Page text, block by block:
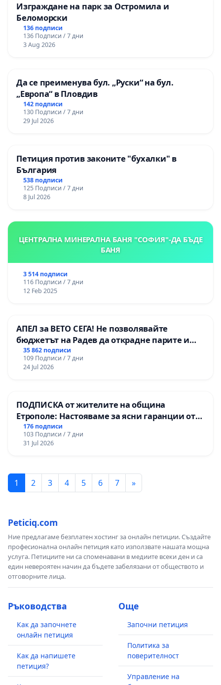
Изграждане на парк за Остромила и
Беломорски
136 подписи
136 Подписи / 7 дни
3 Aug 2026
Да се преименува бул. „Руски“ на бул.
„Европа“ в Пловдив
142 подписи
130 Подписи / 7 дни
29 Jul 2026
Петиция против законите "бухалки" в
България
538 подписи
125 Подписи / 7 дни
8 Jul 2026
ЦЕНТРАЛНА МИНЕРАЛНА БАНЯ "СОФИЯ"-ДА БЪДЕ
БАНЯ
3 514 подписи
116 Подписи / 7 дни
12 Feb 2025
АПЕЛ за ВЕТО СЕГА! Не позволявайте
бюджетът на Радев да открадне парите и
правата ни в тъмното
35 862 подписи
109 Подписи / 7 дни
24 Jul 2026
ПОДПИСКА от жителите на община
Етрополе: Настояваме за ясни гаранции от
“Елаците-МЕД” АД и от държавата, че ще се
изпълнят всички екологични норми!
176 подписи
103 Подписи / 7 дни
31 Jul 2026
1 2 3 4 5 6 7 »
Peticiq.com
Ние предлагаме безплатен хостинг за онлайн петиции. Създайте
професионална онлайн петиция като използвате нашата мощна
услуга. Петициите ни са споменавани в медиите всеки ден и са
един невероятен начин да бъдете забелязани от обществото и
отговорните лица.
Ръководства
Как да започнете
онлайн петиция
Как да напишете
петиция?
Още
Започни петиция
Политика за
поверителност
Управление на